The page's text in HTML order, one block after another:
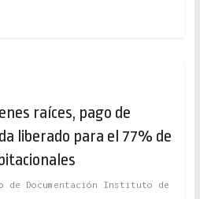
raíces, pago de
liberado para el 77% de
de Documentación Instituto de